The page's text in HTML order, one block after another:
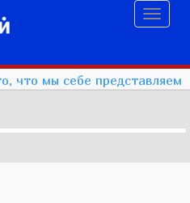
что мы себе представляем